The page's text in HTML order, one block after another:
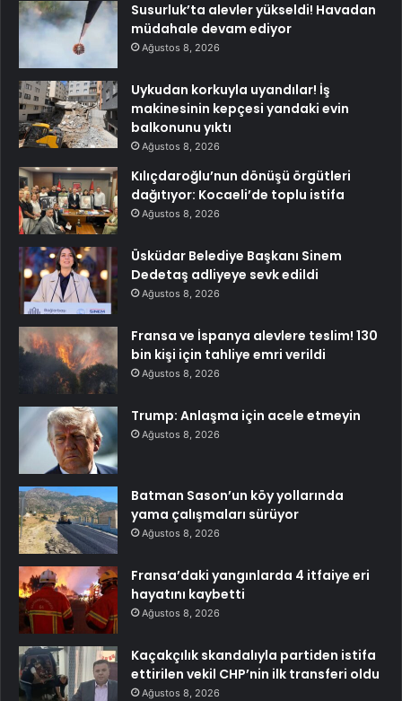
Susurluk’ta alevler yükseldi! Havadan
müdahale devam ediyor
Ağustos 8, 2026
Uykudan korkuyla uyandılar! İş
makinesinin kepçesi yandaki evin
balkonunu yıktı
Ağustos 8, 2026
Kılıçdaroğlu’nun dönüşü örgütleri
dağıtıyor: Kocaeli’de toplu istifa
Ağustos 8, 2026
Üsküdar Belediye Başkanı Sinem
Dedetaş adliyeye sevk edildi
Ağustos 8, 2026
Fransa ve İspanya alevlere teslim! 130
bin kişi için tahliye emri verildi
Ağustos 8, 2026
Trump: Anlaşma için acele etmeyin
Ağustos 8, 2026
Batman Sason’un köy yollarında
yama çalışmaları sürüyor
Ağustos 8, 2026
Fransa’daki yangınlarda 4 itfaiye eri
hayatını kaybetti
Ağustos 8, 2026
Kaçakçılık skandalıyla partiden istifa
ettirilen vekil CHP’nin ilk transferi oldu
Ağustos 8, 2026